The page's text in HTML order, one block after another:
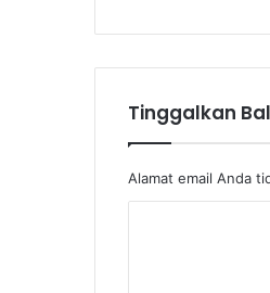
i
g
a
n
Tinggalkan
Alamat email Anda